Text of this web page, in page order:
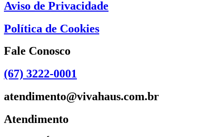
Aviso de Privacidade
Política de Cookies
Fale Conosco
(67) 3222-0001
atendimento@vivahaus.com.br
Atendimento